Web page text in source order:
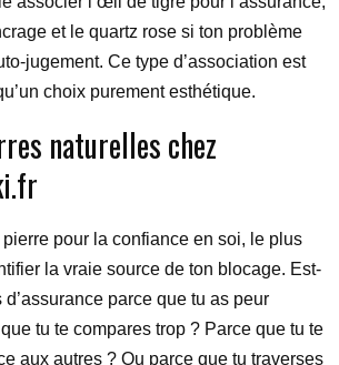
et le quartz rose si ton problème
jugement. Ce type d’association est
choix purement esthétique.
naturelles chez
pour la confiance en soi, le plus
la vraie source de ton blocage. Est-
parce que tu as peur
tu te compares trop ? Parce que tu te
aux autres ? Ou parce que tu traverses